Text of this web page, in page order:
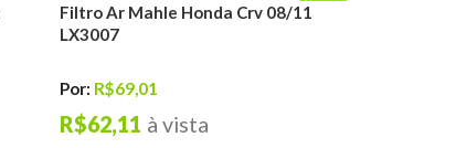
Filtro Ar Mahle Honda Crv 08/11
LX3007
Por: R$69,01
à vista
R$62,11